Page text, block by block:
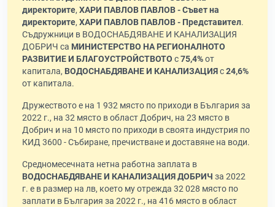
директорите, ХАРИ ПАВЛОВ ПАВЛОВ - Съвет на
директорите, ХАРИ ПАВЛОВ ПАВЛОВ - Представител.
Съдружници в ВОДОСНАБДЯВАНЕ И КАНАЛИЗАЦИЯ
ДОБРИЧ са МИНИСТЕРСТВО НА РЕГИОНАЛНОТО
РАЗВИТИЕ И БЛАГОУСТРОЙСТВОТО с75,4%от
капитала, ВОДОСНАБДЯВАНЕ И КАНАЛИЗАЦИЯс24,6%
от капитала.
Дружеството е на 1 932 място по приходи в България за
2022 г., на 32 място в област Добрич, на 23 място в
Добрич и на 10 място по приходи в своята индустрия по
КИД 3600 - Събиране, пречистване и доставяне на води.
Средномесечната нетна работна заплата в
ВОДОСНАБДЯВАНЕ И КАНАЛИЗАЦИЯ ДОБРИЧ за 2022
г. е в размер на лв, което му отрежда 32 028 място по
заплати в България за 2022 г., на 416 място в област